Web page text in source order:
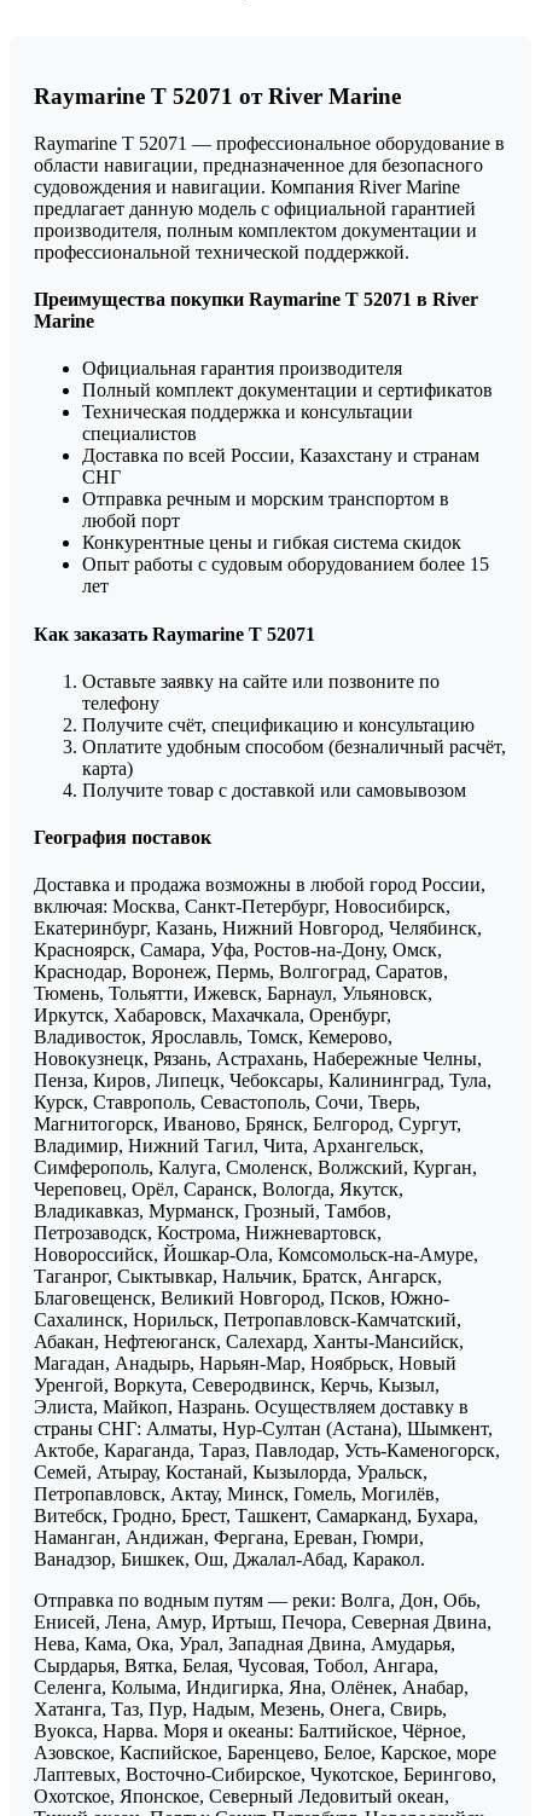
Raymarine Т 52071 от River Marine
Raymarine Т 52071 — профессиональное оборудование в
области навигации, предназначенное для безопасного
судовождения и навигации. Компания River Marine
предлагает данную модель с официальной гарантией
производителя, полным комплектом документации и
профессиональной технической поддержкой.
Преимущества покупки Raymarine Т 52071 в River
Marine
Официальная гарантия производителя
Полный комплект документации и сертификатов
Техническая поддержка и консультации
специалистов
Доставка по всей России, Казахстану и странам
СНГ
Отправка речным и морским транспортом в
любой порт
Конкурентные цены и гибкая система скидок
Опыт работы с судовым оборудованием более 15
лет
Как заказать Raymarine Т 52071
Оставьте заявку на сайте или позвоните по
телефону
Получите счёт, спецификацию и консультацию
Оплатите удобным способом (безналичный расчёт,
карта)
Получите товар с доставкой или самовывозом
География поставок
Доставка и продажа возможны в любой город России,
включая: Москва, Санкт-Петербург, Новосибирск,
Екатеринбург, Казань, Нижний Новгород, Челябинск,
Красноярск, Самара, Уфа, Ростов-на-Дону, Омск,
Краснодар, Воронеж, Пермь, Волгоград, Саратов,
Тюмень, Тольятти, Ижевск, Барнаул, Ульяновск,
Иркутск, Хабаровск, Махачкала, Оренбург,
Владивосток, Ярославль, Томск, Кемерово,
Новокузнецк, Рязань, Астрахань, Набережные Челны,
Пенза, Киров, Липецк, Чебоксары, Калининград, Тула,
Курск, Ставрополь, Севастополь, Сочи, Тверь,
Магнитогорск, Иваново, Брянск, Белгород, Сургут,
Владимир, Нижний Тагил, Чита, Архангельск,
Симферополь, Калуга, Смоленск, Волжский, Курган,
Череповец, Орёл, Саранск, Вологда, Якутск,
Владикавказ, Мурманск, Грозный, Тамбов,
Петрозаводск, Кострома, Нижневартовск,
Новороссийск, Йошкар-Ола, Комсомольск-на-Амуре,
Таганрог, Сыктывкар, Нальчик, Братск, Ангарск,
Благовещенск, Великий Новгород, Псков, Южно-
Сахалинск, Норильск, Петропавловск-Камчатский,
Абакан, Нефтеюганск, Салехард, Ханты-Мансийск,
Магадан, Анадырь, Нарьян-Мар, Ноябрьск, Новый
Уренгой, Воркута, Северодвинск, Керчь, Кызыл,
Элиста, Майкоп, Назрань. Осуществляем доставку в
страны СНГ: Алматы, Нур-Султан (Астана), Шымкент,
Актобе, Караганда, Тараз, Павлодар, Усть-Каменогорск,
Семей, Атырау, Костанай, Кызылорда, Уральск,
Петропавловск, Актау, Минск, Гомель, Могилёв,
Витебск, Гродно, Брест, Ташкент, Самарканд, Бухара,
Наманган, Андижан, Фергана, Ереван, Гюмри,
Ванадзор, Бишкек, Ош, Джалал-Абад, Каракол.
Отправка по водным путям — реки: Волга, Дон, Обь,
Енисей, Лена, Амур, Иртыш, Печора, Северная Двина,
Нева, Кама, Ока, Урал, Западная Двина, Амударья,
Сырдарья, Вятка, Белая, Чусовая, Тобол, Ангара,
Селенга, Колыма, Индигирка, Яна, Олёнек, Анабар,
Хатанга, Таз, Пур, Надым, Мезень, Онега, Свирь,
Вуокса, Нарва. Моря и океаны: Балтийское, Чёрное,
Азовское, Каспийское, Баренцево, Белое, Карское, море
Лаптевых, Восточно-Сибирское, Чукотское, Берингово,
Охотское, Японское, Северный Ледовитый океан,